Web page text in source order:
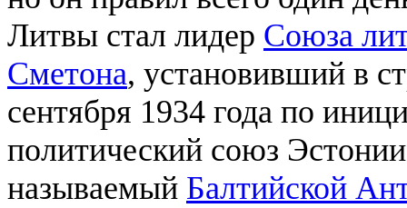
Литвы стал лидер Союза
Сметона, установивший в
сентября 1934 года по
политический союз
называемый Балтийской